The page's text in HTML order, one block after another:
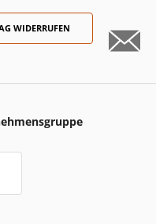
WIDERRUFEN